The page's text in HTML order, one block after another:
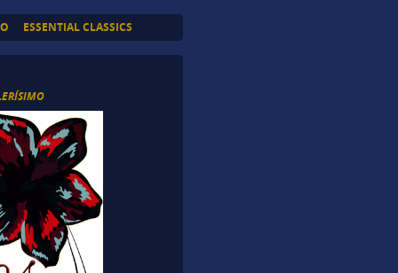
ESSENTIAL CLASSICS